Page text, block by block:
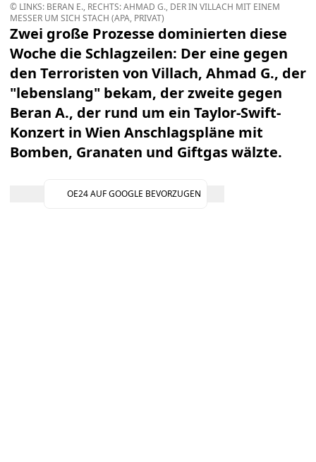
© LINKS: BERAN E., RECHTS: AHMAD G., DER IN VILLACH MIT EINEM
MESSER UM SICH STACH (APA, PRIVAT)
Zwei große Prozesse dominierten diese
Woche die Schlagzeilen: Der eine gegen
den Terroristen von Villach, Ahmad G., der
"lebenslang" bekam, der zweite gegen
Beran A., der rund um ein Taylor-Swift-
Konzert in Wien Anschlagspläne mit
Bomben, Granaten und Giftgas wälzte.
OE24 AUF GOOGLE BEVORZUGEN